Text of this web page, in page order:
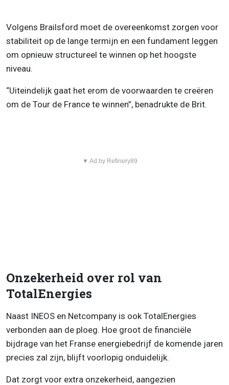
Volgens Brailsford moet de overeenkomst zorgen voor
stabiliteit op de lange termijn en een fundament leggen
om opnieuw structureel te winnen op het hoogste
niveau.
“Uiteindelijk gaat het erom de voorwaarden te creëren
om de Tour de France te winnen”, benadrukte de Brit.
▼ Ad by Refinery89
Onzekerheid over rol van
TotalEnergies
Naast INEOS en Netcompany is ook TotalEnergies
verbonden aan de ploeg. Hoe groot de financiële
bijdrage van het Franse energiebedrijf de komende jaren
precies zal zijn, blijft voorlopig onduidelijk.
Dat zorgt voor extra onzekerheid, aangezien